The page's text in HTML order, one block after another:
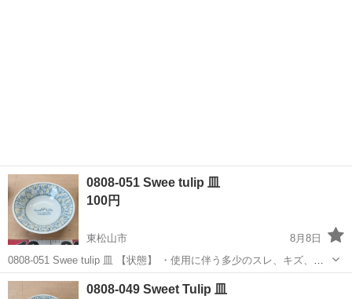
0808-051 Swee tulip 皿
100円
東松山市
8月8日
0808-051 Swee tulip 皿 【状態】 ・使用に伴う多少のスレ、キズ、落
としきれない汚れなどございます ・詳細は現地でご確認ください ・お
値引きは出来かねますのでご了承願います ※中古品のため...
埼玉 東松山市
0808-049 Sweet Tulip 皿